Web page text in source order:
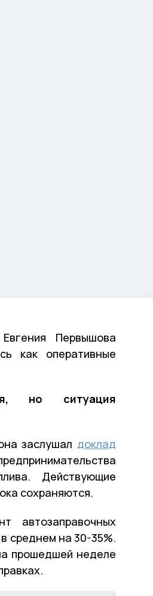
Первышова
как оперативные
но ситуация
заслушал доклад
Действующие
сохраняются.
автозаправочных
среднем на 30-35%.
прошедшей неделе